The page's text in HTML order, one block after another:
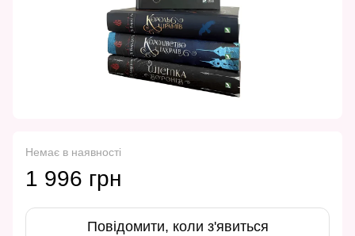
Немає в наявності
1 996 грн
Повідомити, коли з'явиться